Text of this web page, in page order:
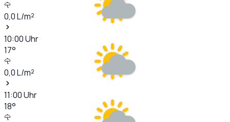
0,0L/m²
10:00Uhr
17°
0,0L/m²
11:00Uhr
18°